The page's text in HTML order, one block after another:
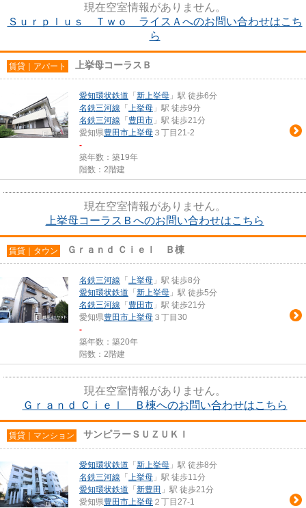
現在空室情報がありません。
Ｓｕｒｐｌｕｓ Ｔｗｏ ライスＡへのお問い合わせはこち
ら
賃貸｜アパート 上挙母コーラスＢ
愛知環状鉄道 「 新上挙母 」駅 徒歩6分
名鉄三河線 「 上挙母 」駅 徒歩9分
名鉄三河線 「 豊田市 」駅 徒歩21分
愛知県豊田市上挙母 ３丁目21-2
-
築年数：築19年
階数：2階建
現在空室情報がありません。
上挙母コーラスＢへのお問い合わせはこちら
賃貸｜タウン Ｇｒａｎｄ Ｃｉｅｌ Ｂ棟
名鉄三河線 「 上挙母 」駅 徒歩8分
愛知環状鉄道 「 新上挙母 」駅 徒歩5分
名鉄三河線 「 豊田市 」駅 徒歩21分
愛知県豊田市上挙母 ３丁目30
-
築年数：築20年
階数：2階建
現在空室情報がありません。
Ｇｒａｎｄ Ｃｉｅｌ Ｂ棟へのお問い合わせはこちら
賃貸｜マンション サンピラーＳＵＺＵＫＩ
愛知環状鉄道 「 新上挙母 」駅 徒歩8分
名鉄三河線 「 上挙母 」駅 徒歩11分
愛知環状鉄道 「 新豊田 」駅 徒歩21分
愛知県豊田市上挙母 ２丁目27-1